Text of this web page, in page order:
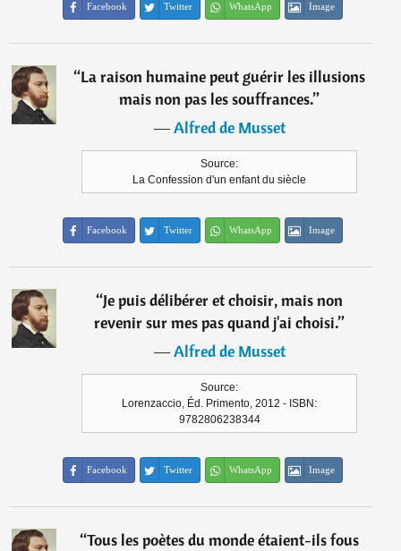
Facebook Twitter WhatsApp Image
“La raison humaine peut guérir les illusions
mais non pas les souffrances.”
―Alfred de Musset
Source:
La Confession d'un enfant du siècle
Facebook Twitter WhatsApp Image
“Je puis délibérer et choisir, mais non
revenir sur mes pas quand j'ai choisi.”
―Alfred de Musset
Source:
Lorenzaccio, Éd. Primento, 2012 - ISBN:
9782806238344
Facebook Twitter WhatsApp Image
“Tous les poètes du monde étaient-ils fous